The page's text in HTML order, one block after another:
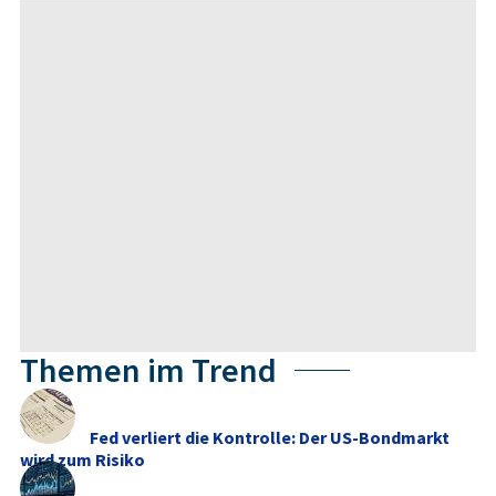
Themen im Trend
Fed verliert die Kontrolle: Der US-Bondmarkt
wird zum Risiko